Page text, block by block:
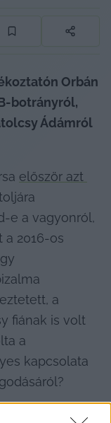
Orbán
botrányról,
Ádámról
először azt
e a vagyonról,
a 2016-os
a
fiának is volt
a
kapcsolata